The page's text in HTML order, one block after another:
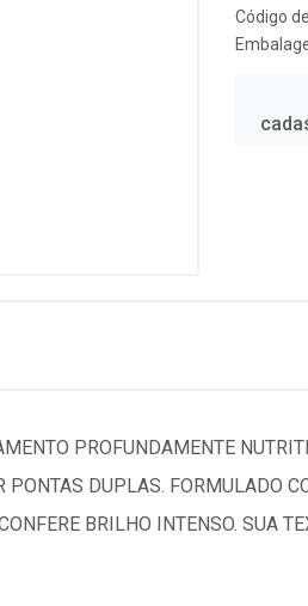
Código
PROFUNDAMENTE
DUPLAS. FORMULADO
BRILHO INTENSO. SUA